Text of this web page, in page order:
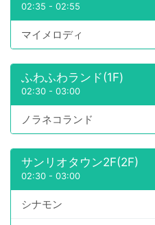
02:35 - 02:55
マイメロディ
ふわふわランド(1F)
02:30 - 03:00
ノラネコランド
サンリオタウン2F(2F)
02:30 - 03:00
シナモン